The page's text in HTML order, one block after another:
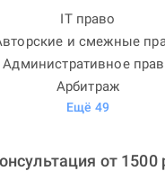
IT право
и смежные
Административное
Арбитраж
Ещё 49
от 1500